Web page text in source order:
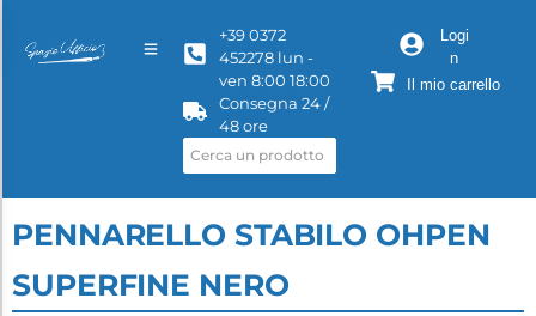
+39 0372
452278 lun -
ven 8:00 18:00
Consegna 24 /
48 ore
Logi
n
Il mio carrello
PENNARELLO STABILO OHPEN
SUPERFINE NERO